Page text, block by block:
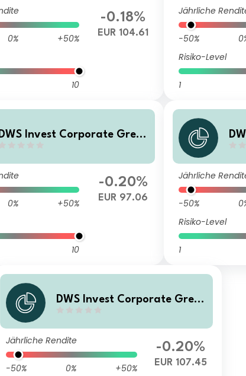
0%
+50%
10
-0.18%
EUR 104.61
Jährliche
-50%
Risiko-Level
1
DWS Invest Corporate Green
0%
+50%
10
-0.20%
EUR 97.06
Jährliche
-50%
Risiko-Level
1
DWS Invest Corporate Green
Jährliche Rendite
-50% 0% +50%
-0.20%
EUR 107.45